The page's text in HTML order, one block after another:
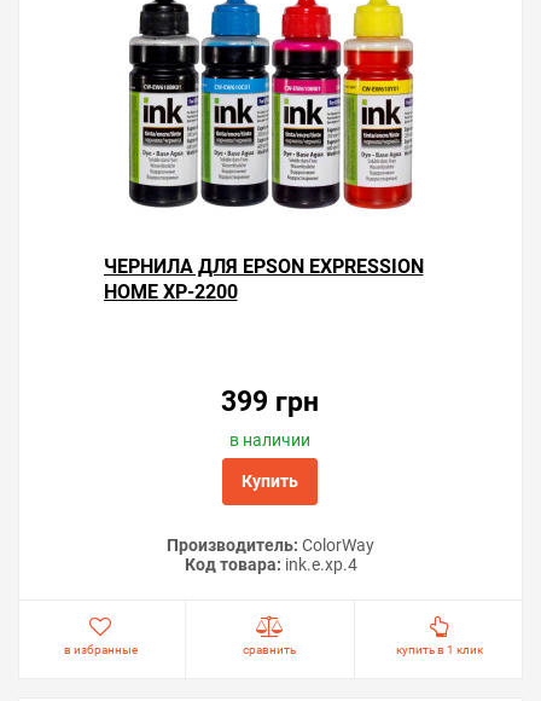
ЧЕРНИЛА ДЛЯ EPSON EXPRESSION
HOME XP-2200
399 грн
в наличии
Купить
Производитель: ColorWay
Код товара: ink.e.xp.4
в избранные сравнить купить в 1 клик